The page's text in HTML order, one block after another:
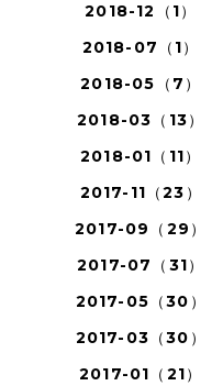
2018-12（1）
2018-07（1）
2018-05（7）
2018-03（13）
2018-01（11）
2017-11（23）
2017-09（29）
2017-07（31）
2017-05（30）
2017-03（30）
2017-01（21）